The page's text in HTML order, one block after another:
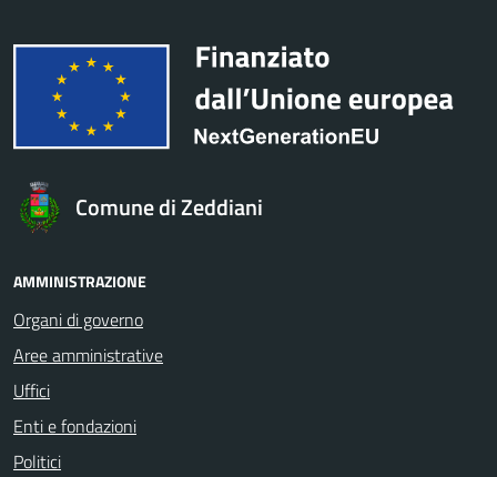
Comune di Zeddiani
AMMINISTRAZIONE
Organi di governo
Aree amministrative
Uffici
Enti e fondazioni
Politici